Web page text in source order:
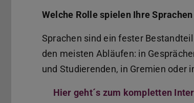
Welche Rolle spielen Ihre
Sprachen sind ein fester
den meisten Abläufen: in
und Studierenden, in Gremien oder
Hier geht´s zum kompletten